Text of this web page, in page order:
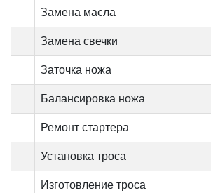
Замена масла
Замена свечки
Заточка ножа
Балансировка ножа
Ремонт стартера
Установка троса
Изготовление троса